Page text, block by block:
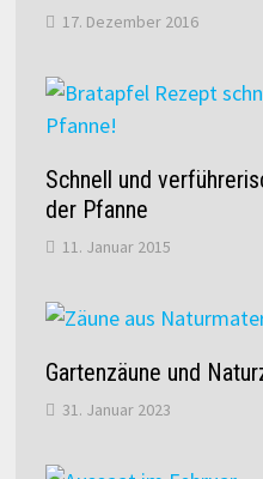
17. Dezember 2016
Schnell und
der Pfanne
11. Januar 2015
Gartenzäune und
31. Januar 2023